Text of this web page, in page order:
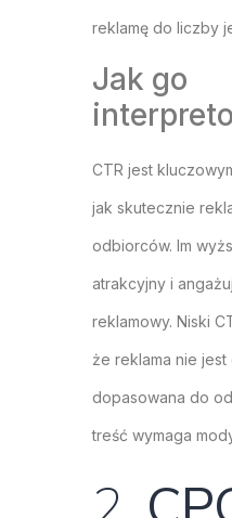
reklamę do liczby
Jak go
CTR jest
jak skutecznie
odbiorców. Im
atrakcyjny i
reklamowy. Niski
że reklama nie
dopasowana do
treść wymaga